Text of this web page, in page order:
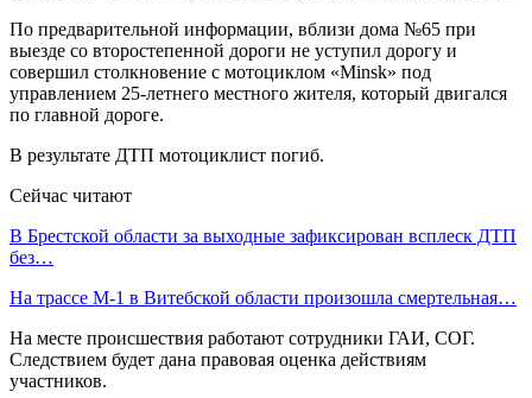
По предварительной информации, вблизи дома №65 при
выезде со второстепенной дороги не уступил дорогу и
совершил столкновение с мотоциклом «Minsk» под
управлением 25-летнего местного жителя, который двигался
по главной дороге.
В результате ДТП мотоциклист погиб.
Сейчас читают
В Брестской области за выходные зафиксирован всплеск ДТП
без…
На трассе М-1 в Витебской области произошла смертельная…
На месте происшествия работают сотрудники ГАИ, СОГ.
Следствием будет дана правовая оценка действиям
участников.